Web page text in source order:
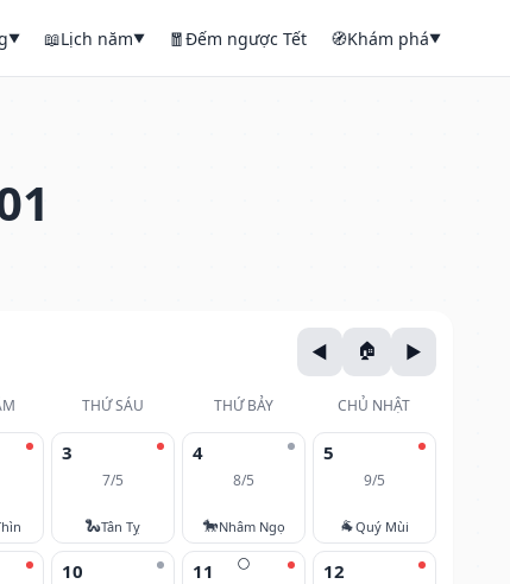
▼ 📖Lịch năm▼ 🧧Đếm ngược Tết 🧭Khám phá▼
THỨ SÁU THỨ BẢY CHỦ NHẬT
3
7/5
🐍Tân Tỵ
4
8/5
🐎Nhâm Ngọ
5
9/5
🐐Quý Mùi
10 🌕
11 12